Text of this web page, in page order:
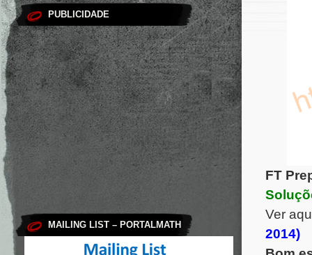
PUBLICIDADE
MAILING LIST – PORTALMATH
FT
Ver
2014)